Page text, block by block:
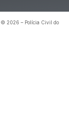
© 2026 – Polícia Civil do